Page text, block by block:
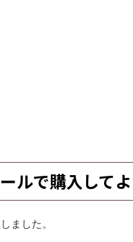
ルで購入して
ました。